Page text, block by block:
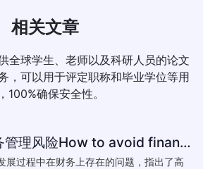
相关文章
全球学生、老师以及科研人员的论文
，可以用于评定职称和毕业学位等用
100%确保安全性。
高校如何规避财务管理风险How to avoid financial risk management colleges
展过程中在财务上存在的问题，指出了高